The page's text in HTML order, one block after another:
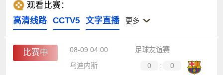
观看比赛：
高清线路
CCTV5 文字直播 更多
比赛中 08-09 04:00
足球友谊赛
乌迪内斯
0 :
0